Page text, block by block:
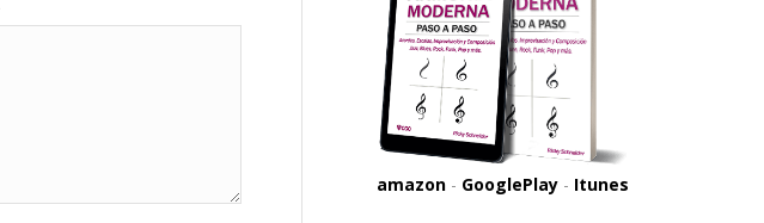
amazon- GooglePlay- Itunes